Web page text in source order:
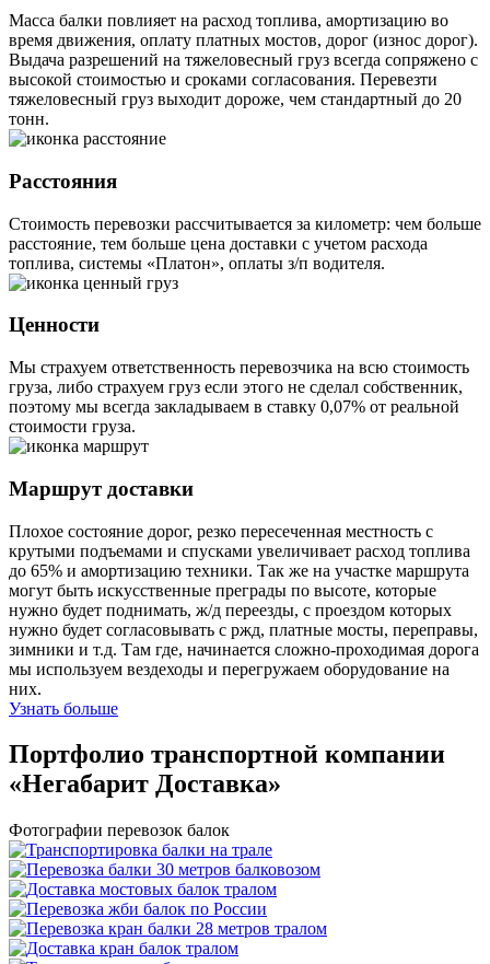
Масса балки повлияет на расход топлива, амортизацию во
время движения, оплату платных мостов, дорог (износ дорог).
Выдача разрешений на тяжеловесный груз всегда сопряжено с
высокой стоимостью и сроками согласования. Перевезти
тяжеловесный груз выходит дороже, чем стандартный до 20
тонн.
Расстояния
Стоимость перевозки рассчитывается за километр: чем больше
расстояние, тем больше цена доставки с учетом расхода
топлива, системы «Платон», оплаты з/п водителя.
Ценности
Мы страхуем ответственность перевозчика на всю стоимость
груза, либо страхуем груз если этого не сделал собственник,
поэтому мы всегда закладываем в ставку 0,07% от реальной
стоимости груза.
Маршрут доставки
Плохое состояние дорог, резко пересеченная местность с
крутыми подъемами и спусками увеличивает расход топлива
до 65% и амортизацию техники. Так же на участке маршрута
могут быть искусственные преграды по высоте, которые
нужно будет поднимать, ж/д переезды, с проездом которых
нужно будет согласовывать с ржд, платные мосты, переправы,
зимники и т.д. Там где, начинается сложно-проходимая дорога
мы используем вездеходы и перегружаем оборудование на
них.
Узнать больше
Портфолио транспортной компании
«Негабарит Доставка»
Фотографии перевозок балок